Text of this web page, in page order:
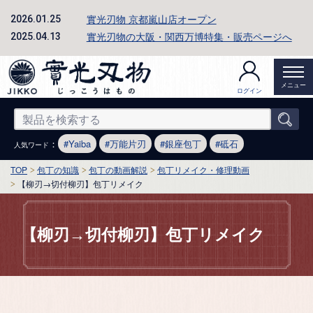
2026.01.25 實光刃物 京都嵐山店オープン
2025.04.13 實光刃物の大阪・関西万博特集・販売ページへ
ログイン
メニュー
人気ワード ： Yaiba 万能片刃 銀座包丁 砥石
TOP 包丁の知識 包丁の動画解説
包丁リメイク・修理動画
【柳刃→切付柳刃】包丁リメイク
【柳刃→切付柳刃】包丁リメイク